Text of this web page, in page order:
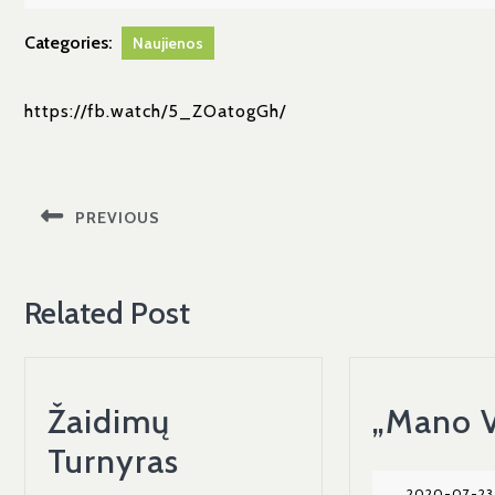
11
Categories: Naujienos
https://fb.watch/5_ZOatogGh/
tarpPREVIOUS
Related Post
Žaidimų
Turnyras
„Mano